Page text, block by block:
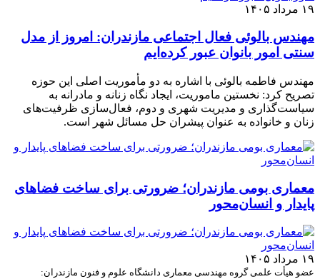
۱۹ مرداد ۱۴۰۵
مهندس بالوئی فعال اجتماعی مازندران: امروز از مدل
سنتی امور بانوان عبور کرده‌ایم
مهندس فاطمه بالوئی با اشاره به دو مأموریت اصلی این حوزه
تصریح کرد: نخستین ماموریت، ایجاد نگاه زنانه و مادرانه به
سیاست‌گذاری و مدیریت شهری و دوم، فعال‌سازی ظرفیت‌های
زنان و خانواده به عنوان پیشران حل مسائل شهر است.
معماری بومی مازندران؛ ضرورتی برای ساخت فضاهای
پایدار و انسان‌محور
۱۹ مرداد ۱۴۰۵
عضو هیأت علمی گروه مهندسی معماری دانشگاه علوم و فنون مازندران: